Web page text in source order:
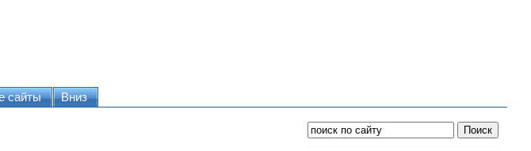
сайты Вниз